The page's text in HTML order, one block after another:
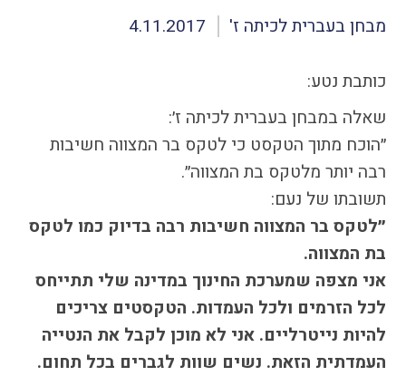
במקצוע תרבות
התמודדות עם הדתה
מהי הדתה? ומהי
חילוניות?
כיצד למנוע הדתה?
זיהיתי הדתה, מה
עושים?
המדריך להורה החילוני
המדריך למורה: תרבות
יהודית-ישראלית
מבחן בעברית לכיתה ז' 4.11.2017
כותבת נטע:
שאלה במבחן בעברית לכיתה ז׳:
״הוכח מתוך הטקסט כי לטקס בר המצווה חשיבות
רבה יותר מלטקס בת המצווה״.
תשובתו של נעם:
״לטקס בר המצווה חשיבות רבה בדיוק כמו לטקס
בת המצווה.
אני מצפה שמערכת החינוך במדינה שלי תתייחס
לכל הזרמים ולכל העמדות. הטקסטים צריכים
להיות נייטרליים. אני לא מוכן לקבל את הנטייה
העמדתית הזאת. נשים שוות לגברים בכל תחום.